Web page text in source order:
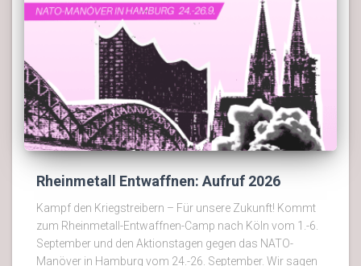
Rheinmetall Entwaffnen: Aufruf 2026
Kampf den Kriegstreibern – Für unsere Zukunft! Kommt
zum Rheinmetall-Entwaffnen-Camp nach Köln vom 1.-6.
September und den Aktionstagen gegen das NATO-
Manöver in Hamburg vom 24.-26. September. Wir sagen